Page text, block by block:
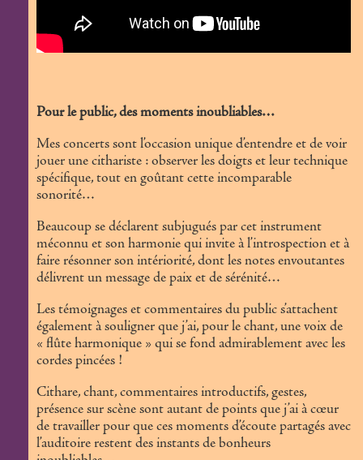
Pour le public, des moments inoubliables…
Mes concerts sont l’occasion unique d’entendre et de voir
jouer une cithariste : observer les doigts et leur technique
spécifique, tout en goûtant cette incomparable
sonorité…
Beaucoup se déclarent subjugués par cet instrument
méconnu et son harmonie qui invite à l’introspection et à
faire résonner son intériorité, dont les notes envoutantes
délivrent un message de paix et de sérénité…
Les témoignages et commentaires du public s’attachent
également à souligner que j’ai, pour le chant, une voix de
« flûte harmonique » qui se fond admirablement avec les
cordes pincées !
Cithare, chant, commentaires introductifs, gestes,
présence sur scène sont autant de points que j’ai à cœur
de travailler pour que ces moments d’écoute partagés avec
l’auditoire restent des instants de bonheurs